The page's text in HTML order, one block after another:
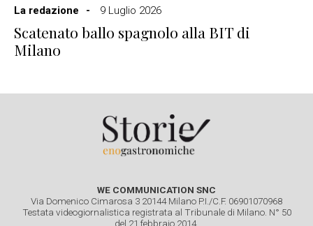
La redazione
9 Luglio 2026
Scatenato ballo spagnolo alla BIT di
Milano
WE COMMUNICATION SNC
Via Domenico Cimarosa 3 20144 Milano P.I./C.F. 06901070968
Testata videogiornalistica registrata al Tribunale di Milano. N° 50
del 21 febbraio 2014.